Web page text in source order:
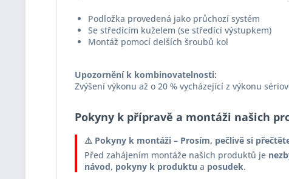
Podložka provedená jako průchozí systém
Se středícím kuželem (se středící výstupkem)
Montáž pomocí delších šroubů kol
Upozornění k kombinovatelnosti:
Zvýšení výkonu až o 20 % vycházející z výkonu
Pokyny k přípravě a montáži našich
⚠️ Pokyny k montáži – Prosím, pečlivě si
Před zahájením montáže našich produktů je
návod, pokyny k produktu a posudek.